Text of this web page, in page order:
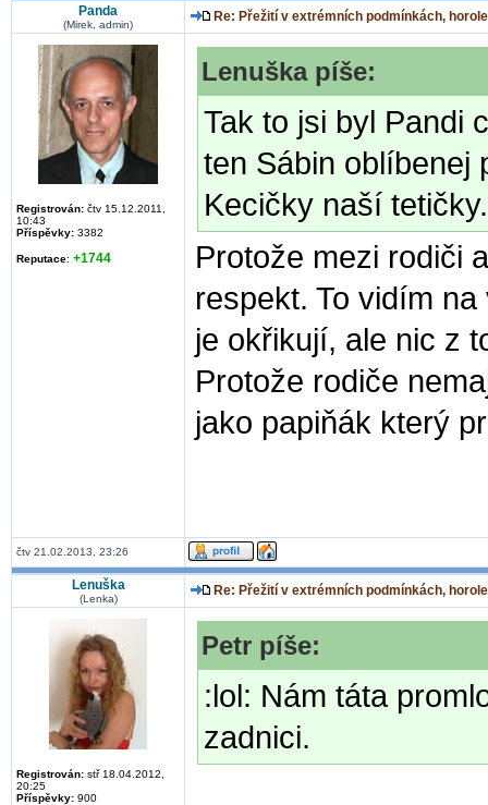
Panda
(Mirek, admin)
Re: Přežití v extrémních podmínkách,
Registrován: čtv 15.12.2011,
10:43
Příspěvky: 3382
Reputace: +1744
Lenuška píše:
Tak to jsi byl Pandi
ten Sábin oblíbenej
Kecičky naší
Protože mezi rodiči
respekt. To vidím
je okřikují, ale nic z
Protože rodiče
jako papiňák který
čtv 21.02.2013, 23:26
Lenuška
(Lenka)
Re: Přežití v extrémních podmínkách,
Registrován: stř 18.04.2012,
20:25
Příspěvky: 900
Petr píše:
:lol: Nám táta
zadnici.